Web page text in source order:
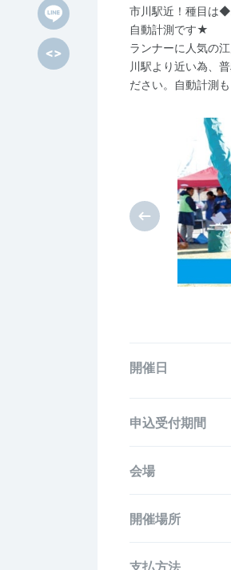
市川駅近！種目は
自動計測です★
ランナーに人気の
川駅より近い為、
ださい。自動計測
開催日
申込受付期間
会場
開催場所
支払方法